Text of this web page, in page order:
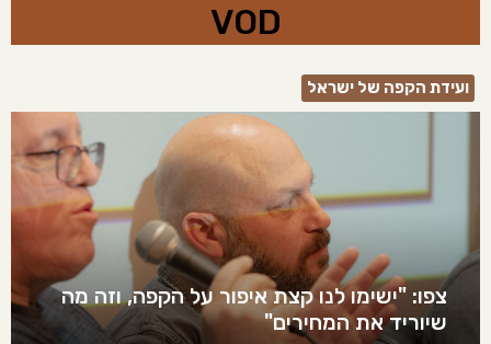
VOD
ועידת הקפה של ישראל
צפו: "ישימו לנו קצת איפור על הקפה, וזה מה
שיוריד את המחירים"